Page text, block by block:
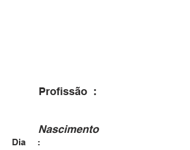
Nascimento
Dia :
Profissão :